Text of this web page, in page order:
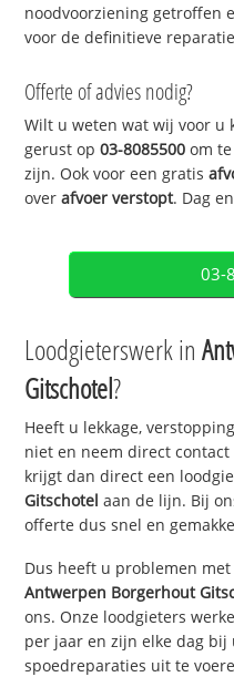
noodvoorziening getroffen
voor de definitieve
Offerte of advies nodig?
Wilt u weten wat wij voor u
gerust op03-8085500 om
zijn. Ook voor een gratis
overafvoer verstopt. Dag
03-
Loodgieterswerk in
Gitschotel?
Heeft u lekkage,
niet en neem direct contact
krijgt dan direct een
Gitschotel aan de lijn. Bij
offerte dus snel en
Dus heeft u problemen
Antwerpen Borgerhout
ons. Onze loodgieters
per jaar en zijn elke dag
spoedreparaties uit te